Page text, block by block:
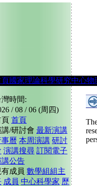
頁國家理論科學研究中心物
灣時間:
/ 08 / 06 (周四)
頁 首頁
/研討會 最新演講
曆 本周演講 研討
演講搜尋 訂閱電子
講公告
成員 數學組組主
成員 中心科學家 歷